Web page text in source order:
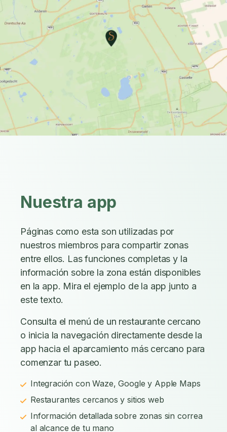
Nuestra app
Páginas como esta son utilizadas por
nuestros miembros para compartir zonas
entre ellos. Las funciones completas y la
información sobre la zona están disponibles
en la app. Mira el ejemplo de la app junto a
este texto.
Consulta el menú de un restaurante cercano
o inicia la navegación directamente desde la
app hacia el aparcamiento más cercano para
comenzar tu paseo.
Integración con Waze, Google y Apple Maps
Restaurantes cercanos y sitios web
Información detallada sobre zonas sin correa
al alcance de tu mano